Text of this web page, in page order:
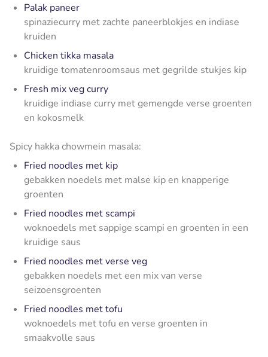
Palak paneer
spinaziecurry met zachte paneerblokjes en indiase
kruiden
Chicken tikka masala
kruidige tomatenroomsaus met gegrilde stukjes kip
Fresh mix veg curry
kruidige indiase curry met gemengde verse groenten
en kokosmelk
Spicy hakka chowmein masala:
Fried noodles met kip
gebakken noedels met malse kip en knapperige
groenten
Fried noodles met scampi
woknoedels met sappige scampi en groenten in een
kruidige saus
Fried noodles met verse veg
gebakken noedels met een mix van verse
seizoensgroenten
Fried noodles met tofu
woknoedels met tofu en verse groenten in
smaakvolle saus